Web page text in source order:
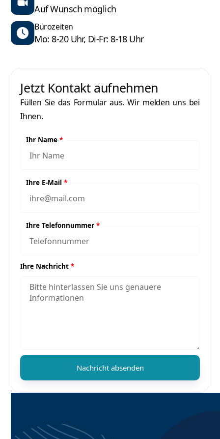
Auf Wunsch möglich
Bürozeiten
Mo: 8-20 Uhr, Di-Fr: 8-18 Uhr
Jetzt Kontakt aufnehmen
Füllen Sie das Formular aus. Wir melden uns bei
Ihnen.
Ihr Name*
Ihre E-Mail*
Ihre Telefonnummer*
Ihre Nachricht*